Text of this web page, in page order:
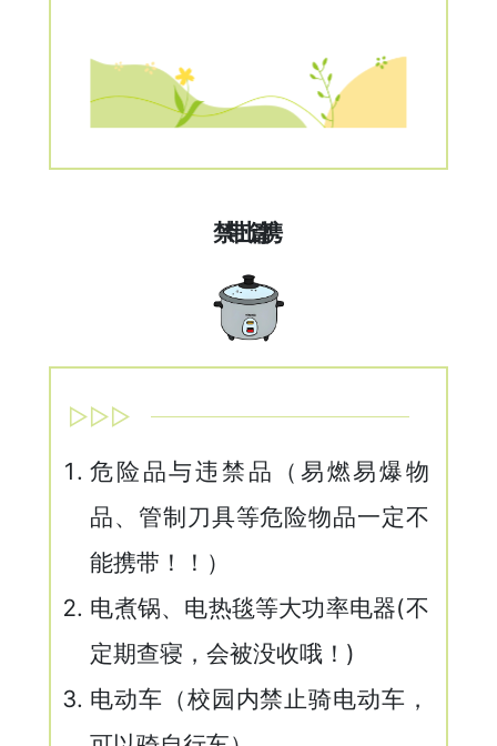
禁止携带篇
▷▷▷
危险品与违禁品（易燃易爆物
品、管制刀具等危险物品一定不
能携带！！）
电煮锅、电热毯等大功率电器(不
定期查寝，会被没收哦！)
电动车（校园内禁止骑电动车，